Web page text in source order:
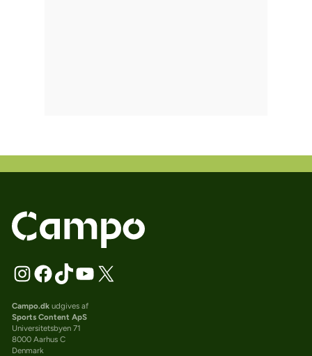
Campo.dkudgives af
Sports Content ApS
Universitetsbyen 71
8000 Aarhus C
Denmark